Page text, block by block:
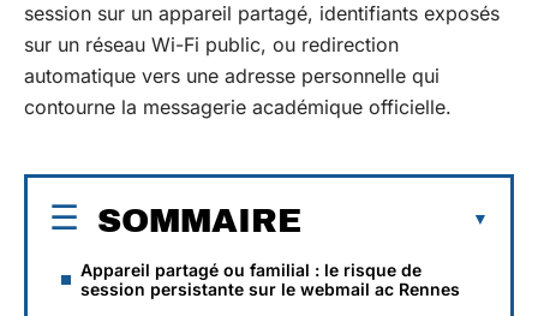
session sur un appareil partagé, identifiants exposés
sur un réseau Wi-Fi public, ou redirection
automatique vers une adresse personnelle qui
contourne la messagerie académique officielle.
SOMMAIRE
Appareil partagé ou familial : le risque de
session persistante sur le webmail ac Rennes